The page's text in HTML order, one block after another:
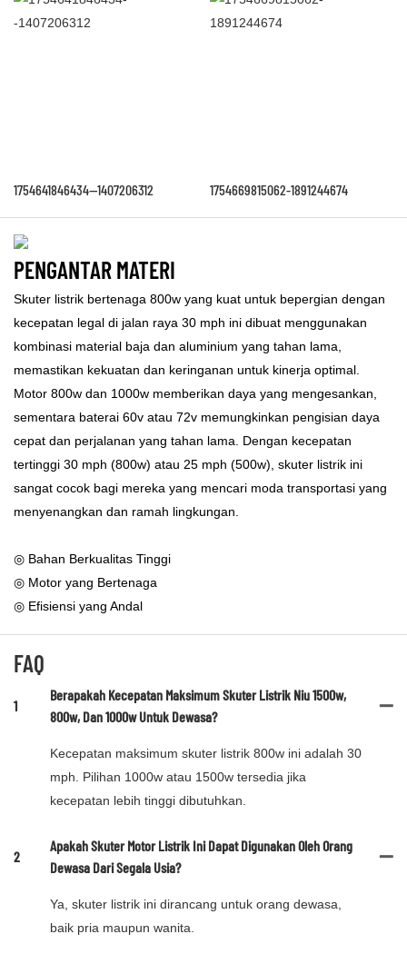
1754641846434--1407206312 1754669815062-1891244674
PENGANTAR MATERI
Skuter listrik bertenaga 800w yang kuat untuk bepergian dengan
kecepatan legal di jalan raya 30 mph ini dibuat menggunakan
kombinasi material baja dan aluminium yang tahan lama,
memastikan kekuatan dan keringanan untuk kinerja optimal.
Motor 800w dan 1000w memberikan daya yang mengesankan,
sementara baterai 60v atau 72v memungkinkan pengisian daya
cepat dan perjalanan yang tahan lama. Dengan kecepatan
tertinggi 30 mph (800w) atau 25 mph (500w), skuter listrik ini
sangat cocok bagi mereka yang mencari moda transportasi yang
menyenangkan dan ramah lingkungan.
◎ Bahan Berkualitas Tinggi
◎ Motor yang Bertenaga
◎ Efisiensi yang Andal
FAQ
1
Berapakah Kecepatan Maksimum Skuter Listrik Niu 1500w,
800w, Dan 1000w Untuk Dewasa?
Kecepatan maksimum skuter listrik 800w ini adalah 30
mph. Pilihan 1000w atau 1500w tersedia jika
kecepatan lebih tinggi dibutuhkan.
2
Apakah Skuter Motor Listrik Ini Dapat Digunakan Oleh Orang
Dewasa Dari Segala Usia?
Ya, skuter listrik ini dirancang untuk orang dewasa,
baik pria maupun wanita.